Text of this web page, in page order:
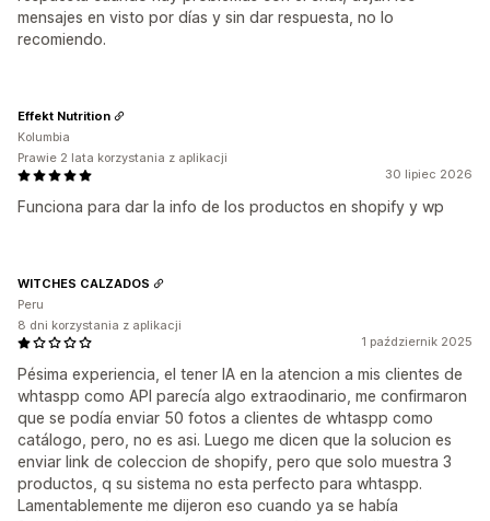
mensajes en visto por días y sin dar respuesta, no lo
recomiendo.
30 lipiec 2026
Funciona para dar la info de los productos en shopify y wp
Effekt Nutrition
Kolumbia
Prawie 2 lata korzystania z aplikacji
1 październik 2025
Pésima experiencia, el tener IA en la atencion a mis clientes de
whtaspp como API parecía algo extraodinario, me confirmaron
que se podía enviar 50 fotos a clientes de whtaspp como
catálogo, pero, no es asi. Luego me dicen que la solucion es
enviar link de coleccion de shopify, pero que solo muestra 3
productos, q su sistema no esta perfecto para whtaspp.
Lamentablemente me dijeron eso cuando ya se había
WITCHES CALZADOS
Peru
8 dni korzystania z aplikacji